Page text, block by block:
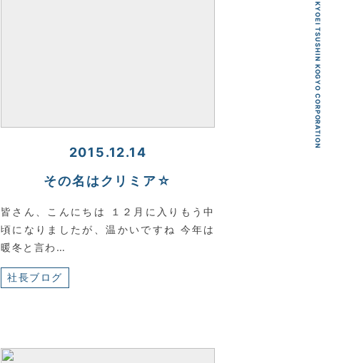
2015.12.14
その名はクリミア☆
皆さん、こんにちは １２月に入りもう中
頃になりましたが、温かいですね 今年は
暖冬と言わ…
社長ブログ
KYOEI TSUSHIN KOGYO CORPORATION